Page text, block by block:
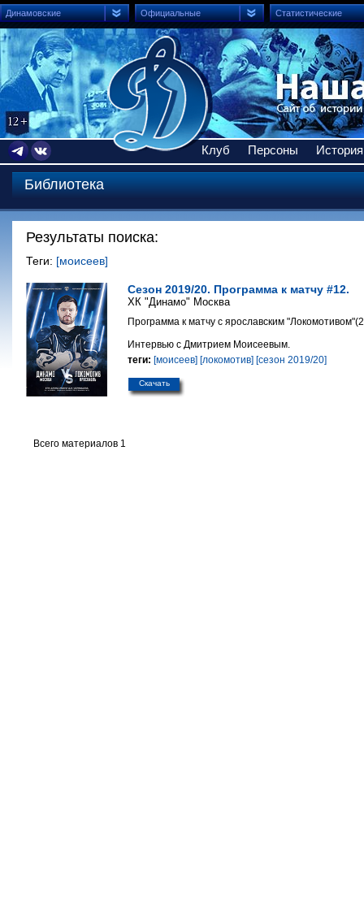
Динамовские Официальные Статистические
Клуб Персоны История
Библиотека
Результаты поиска:
Теги: [моисеев]
Сезон 2019/20. Программа к матчу #12.
ХК "Динамо" Москва
Программа к матчу с ярославским
Интервью с Дмитрием Моисеевым.
теги: [моисеев] [локомотив] [сезон 2019/20]
Скачать
Всего материалов 1